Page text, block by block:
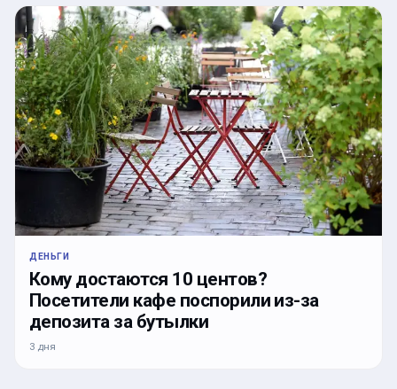
ДЕНЬГИ
Кому достаются 10 центов?
Посетители кафе поспорили из-за
депозита за бутылки
3 дня